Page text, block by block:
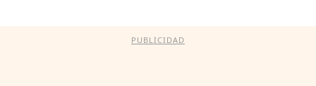
PUBLICIDAD